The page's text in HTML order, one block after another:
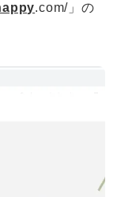
.com/」の